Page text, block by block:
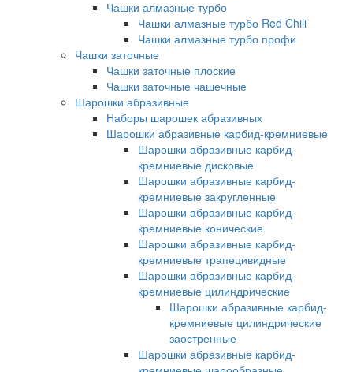
Чашки алмазные турбо
Чашки алмазные турбо Red Chili
Чашки алмазные турбо профи
Чашки заточные
Чашки заточные плоские
Чашки заточные чашечные
Шарошки абразивные
Наборы шарошек абразивных
Шарошки абразивные карбид-кремниевые
Шарошки абразивные карбид-
кремниевые дисковые
Шарошки абразивные карбид-
кремниевые закругленные
Шарошки абразивные карбид-
кремниевые конические
Шарошки абразивные карбид-
кремниевые трапецивидные
Шарошки абразивные карбид-
кремниевые цилиндрические
Шарошки абразивные карбид-
кремниевые цилиндрические
заостренные
Шарошки абразивные карбид-